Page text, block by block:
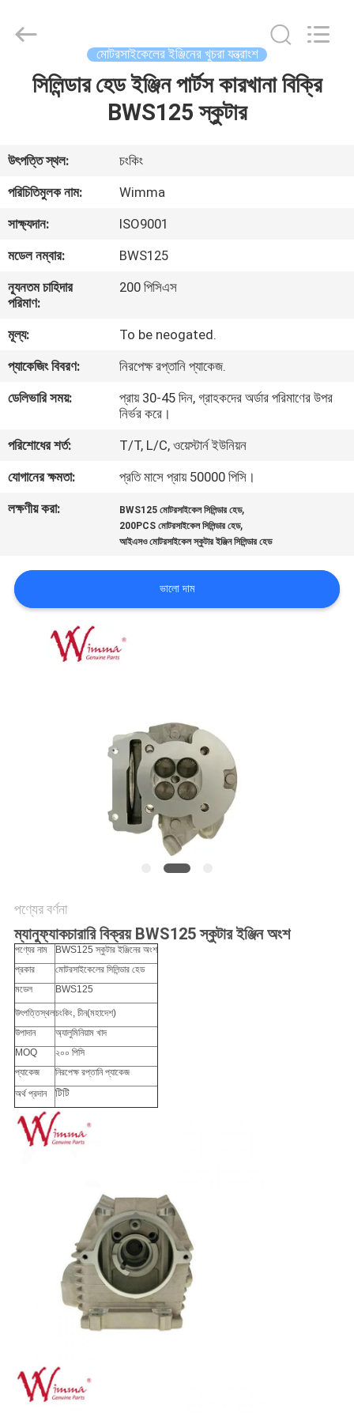
ভিডিও
আমাদের
সম্বন্ধে
পরিদর্শন
গুণমান
খবর
অনুরোধ
করুন
সাইটম্যাপ
Parts
Reserved.
মোটরসাইকেলের ইঞ্জিনের খুচরা যন্ত্রাংশ
সিলিন্ডার হেড ইঞ্জিন পার্টস কারখানা বিক্রি
BWS125 স্কুটার
উৎপত্তি স্থল:
চংকিং
পরিচিতিমুলক নাম:
Wimma
সাক্ষ্যদান:
ISO9001
মডেল নম্বার:
BWS125
ন্যূনতম চাহিদার
পরিমাণ:
200 পিসিএস
মূল্য:
To be neogated.
প্যাকেজিং বিবরণ:
নিরপেক্ষ রপ্তানি প্যাকেজ.
ডেলিভারি সময়:
প্রায় 30-45 দিন, গ্রাহকদের অর্ডার পরিমাণের উপর
নির্ভর করে।
পরিশোধের শর্ত:
T/T, L/C, ওয়েস্টার্ন ইউনিয়ন
যোগানের ক্ষমতা:
প্রতি মাসে প্রায় 50000 পিসি।
লক্ষণীয় করা:
BWS125 মোটরসাইকেল সিলিন্ডার হেড,
200PCS মোটরসাইকেল সিলিন্ডার হেড,
আইএসও মোটরসাইকেল স্কুটার ইঞ্জিন সিলিন্ডার হেড
ভালো দাম
পণ্যের বর্ণনা
ম্যানুফ্যাকচারারি বিক্রয় BWS125 স্কুটার ইঞ্জিন অংশ
পণ্যের নাম
BWS125 স্কুটার ইঞ্জিনের অংশ
প্রকার
মোটরসাইকেলের সিলিন্ডার হেড
মডেল
BWS125
উৎপত্তিস্থলচংকিং, চীন(মহাদেশ)
উপাদান
অ্যালুমিনিয়াম খাদ
MOQ
২০০ পিসি
প্যাকেজ
নিরপেক্ষ রপ্তানি প্যাকেজ
অর্থ প্রদান
টিটি